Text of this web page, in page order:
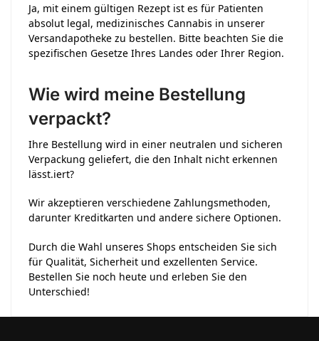
Ja, mit einem gültigen Rezept ist es für Patienten
absolut legal, medizinisches Cannabis in unserer
Versandapotheke zu bestellen. Bitte beachten Sie die
spezifischen Gesetze Ihres Landes oder Ihrer Region.
Wie wird meine Bestellung
verpackt?
Ihre Bestellung wird in einer neutralen und sicheren
Verpackung geliefert, die den Inhalt nicht erkennen
lässt.iert?
Wir akzeptieren verschiedene Zahlungsmethoden,
darunter Kreditkarten und andere sichere Optionen.
Durch die Wahl unseres Shops entscheiden Sie sich
für Qualität, Sicherheit und exzellenten Service.
Bestellen Sie noch heute und erleben Sie den
Unterschied!